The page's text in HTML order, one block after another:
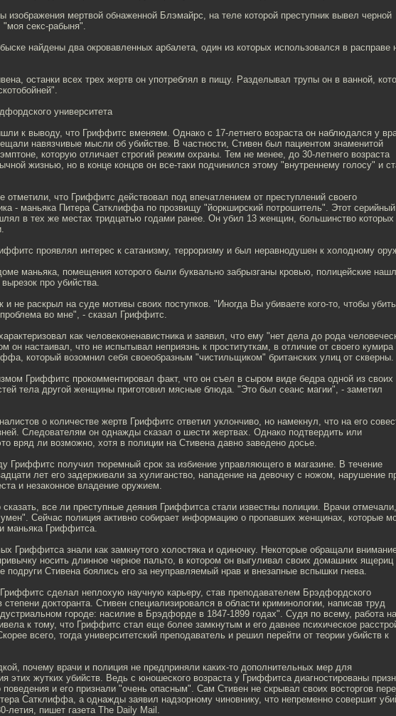
изображения мертвой обнаженной Блэмайрс, на теле которой преступник вывел черной
"моя секс-рабыня".
найдены два окровавленных арбалета, один из которых использовался в расправе
останки всех трех жертв он употреблял в пищу. Разделывал трупы он в ванной,
университета
к выводу, что Гриффитс вменяем. Однако с 17-летнего возраста он наблюдался у
навязчивые мысли об убийстве. В частности, Стивен был пациентом знаменитой
которую отличает строгий режим охраны. Тем не менее, до 30-летнего возраста
жизнью, но в конце концов он все-таки подчинился этому "внутреннему голосу" и
отметили, что Гриффитс действовал под впечатлением от преступлений своего
- маньяка Питера Сатклиффа по прозвищу "йоркширский потрошитель". Этот серийный
в тех же местах тридцатью годами ранее. Он убил 13 женщин, большинство которых
проявлял интерес к сатанизму, терроризму и был неравнодушен к холодному
маньяка, помещения которого были буквально забрызганы кровью, полицейские
про убийства.
и не раскрыл на суде мотивы своих поступков. "Иногда Вы убиваете кого-то, чтобы убить
во мне", - сказал Гриффитс.
как человеконенавистника и заявил, что ему "нет дела до рода
он настаивал, что не испытывал неприязнь к проституткам, в отличие от своего кумира
который возомнил себя своеобразным "чистильщиком" британских улиц от скверны.
Гриффитс прокомментировал факт, что он съел в сыром виде бедра одной из своих
тела другой женщины приготовил мясные блюда. "Это был сеанс магии", - заметил
о количестве жертв Гриффитс ответил уклончиво, но намекнул, что на его
Следователям он однажды сказал о шести жертвах. Однако подтвердить или
вряд ли возможно, хотя в полиции на Стивена давно заведено досье.
Гриффитс получил тюремный срок за избиение управляющего в магазине. В течение
лет его задерживали за хулиганство, нападение на девочку с ножом, нарушение
и незаконное владение оружием.
все ли преступные деяния Гриффитса стали известны полиции. Врачи
Сейчас полиция активно собирает информацию о пропавших женщинах, которые
маньяка Гриффитса.
Гриффитса знали как замкнутого холостяка и одиночку. Некоторые обращали
носить длинное черное пальто, в котором он выгуливал своих домашних ящериц
подруги Стивена боялись его за неуправляемый нрав и внезапные вспышки гнева.
сделал неплохую научную карьеру, став преподавателем Брэдфордского
степени докторанта. Стивен специализировался в области криминологии, написав труд
городе: насилие в Брэдфорде в 1847-1899 годах". Судя по всему, работа
к тому, что Гриффитс стал еще более замкнутым и его давнее психическое
всего, тогда университетский преподаватель и решил перейти от теории убийств к
почему врачи и полиция не предприняли каких-то дополнительных мер для
этих жутких убийств. Ведь с юношеского возраста у Гриффитса диагностированы
поведения и его признали "очень опасным". Сам Стивен не скрывал своих восторгов
Сатклиффа, а однажды заявил надзорному чиновнику, что непременно совершит
летия, пишет газета The Daily Mail.